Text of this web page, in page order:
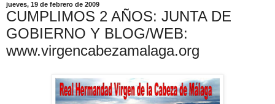
jueves, 19 de febrero de 2009
CUMPLIMOS 2 AÑOS: JUNTA DE
GOBIERNO Y BLOG/WEB:
www.virgencabezamalaga.org